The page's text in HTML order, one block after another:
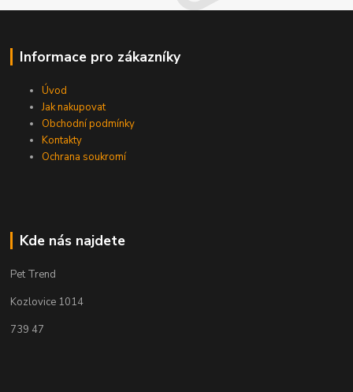
Informace pro zákazníky
Úvod
Jak nakupovat
Obchodní podmínky
Kontakty
Ochrana soukromí
Kde nás najdete
Pet Trend
Kozlovice 1014
739 47